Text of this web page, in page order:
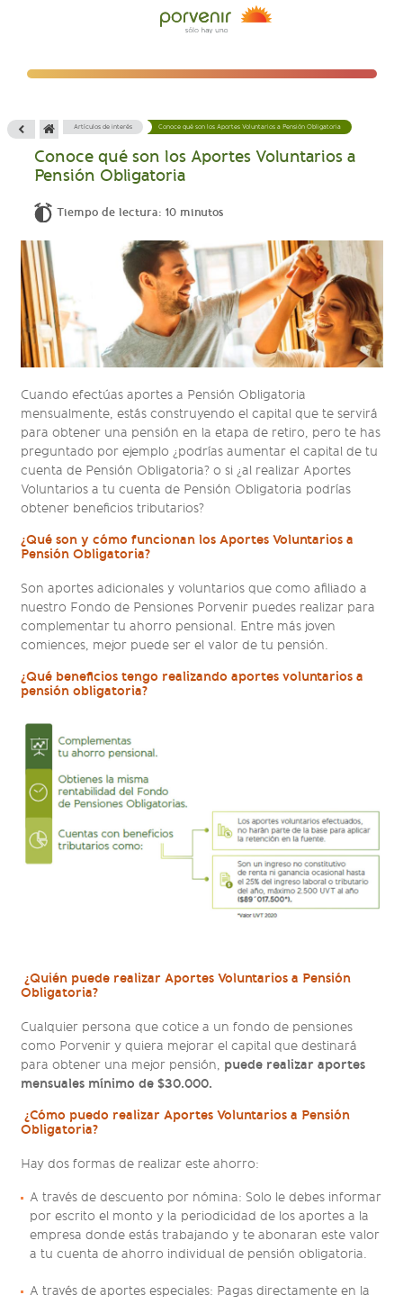
Artículos de interés Conoce qué son los Aportes Voluntarios a Pensión Obligatoria
Conoce qué son los Aportes Voluntarios a
Pensión Obligatoria
Tiempo de lectura: 10 minutos
Cuando efectúas aportes a Pensión Obligatoria
mensualmente, estás construyendo el capital que te servirá
para obtener una pensión en la etapa de retiro, pero te has
preguntado por ejemplo ¿podrías aumentar el capital de tu
cuenta de Pensión Obligatoria? o si ¿al realizar Aportes
Voluntarios a tu cuenta de Pensión Obligatoria podrías
obtener beneficios tributarios?
¿Qué son y cómo funcionan los Aportes Voluntarios a
Pensión Obligatoria?
Son aportes adicionales y voluntarios que como afiliado a
nuestro Fondo de Pensiones Porvenir puedes realizar para
complementar tu ahorro pensional. Entre más joven
comiences, mejor puede ser el valor de tu pensión.
¿Qué beneficios tengo realizando aportes voluntarios a
pensión obligatoria?
¿Quién puede realizar Aportes Voluntarios a Pensión
Obligatoria?
Cualquier persona que cotice a un fondo de pensiones
como Porvenir y quiera mejorar el capital que destinará
para obtener una mejor pensión, puede realizar aportes
mensuales mínimo de $30.000.
¿Cómo puedo realizar Aportes Voluntarios a Pensión
Obligatoria?
Hay dos formas de realizar este ahorro:
A través de descuento por nómina: Solo le debes informar
por escrito el monto y la periodicidad de los aportes a la
empresa donde estás trabajando y te abonaran este valor
a tu cuenta de ahorro individual de pensión obligatoria.
A través de aportes especiales: Pagas directamente en la